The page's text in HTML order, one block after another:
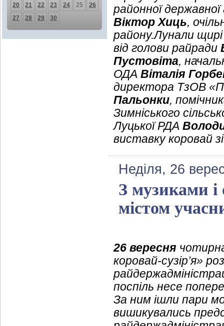
20
21 22 23 24 25
26
27
28 29 30
районної державної
Віктор Хиць,
району.Лунали
від голови райради
Пустовіта,
ОДА Віталія
директора ТзОВ
Пальонки,
Зимніського
Луцької РДА
виставку коровай
Неділя, 26
З музиками
містом
26 вересня
коровай-сузір’я»
поспіль несе
За ним ішли пари
вишикувались